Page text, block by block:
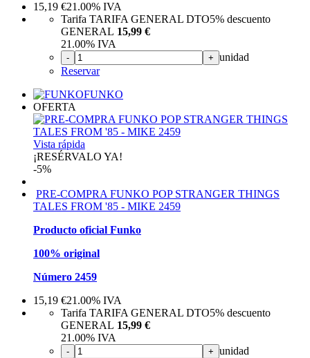
15,19 €21.00% IVA
Tarifa TARIFA GENERAL DTO5% descuento
GENERAL 15,99 €
21.00% IVA
- + unidad
Reservar
FUNKO
OFERTA
Vista rápida
¡RESÉRVALO YA!
-5%
PRE-COMPRA FUNKO POP STRANGER THINGS
TALES FROM '85 - MIKE 2459
Producto oficial Funko
100% original
Número 2459
15,19 €21.00% IVA
Tarifa TARIFA GENERAL DTO5% descuento
GENERAL 15,99 €
21.00% IVA
- + unidad